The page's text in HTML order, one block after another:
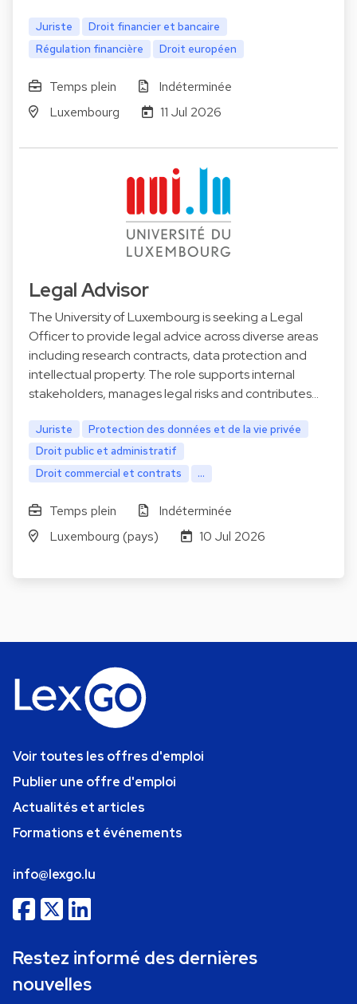
Juriste
Droit financier et bancaire
Régulation financière
Droit européen
Temps plein
Indéterminée
Luxembourg
11 Jul 2026
Legal Advisor
The University of Luxembourg is seeking a Legal
Officer to provide legal advice across diverse areas
including research contracts, data protection and
intellectual property. The role supports internal
stakeholders, manages legal risks and contributes…
Juriste
Protection des données et de la vie privée
Droit public et administratif
Droit commercial et contrats
...
Temps plein
Indéterminée
Luxembourg (pays)
10 Jul 2026
Voir toutes les offres d'emploi
Publier une offre d'emploi
Actualités et articles
Formations et événements
info@lexgo.lu
Restez informé des dernières
nouvelles